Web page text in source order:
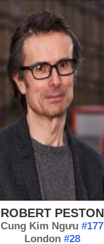
ROBERT PESTON
Cung Kim Ngưu #177
London #28